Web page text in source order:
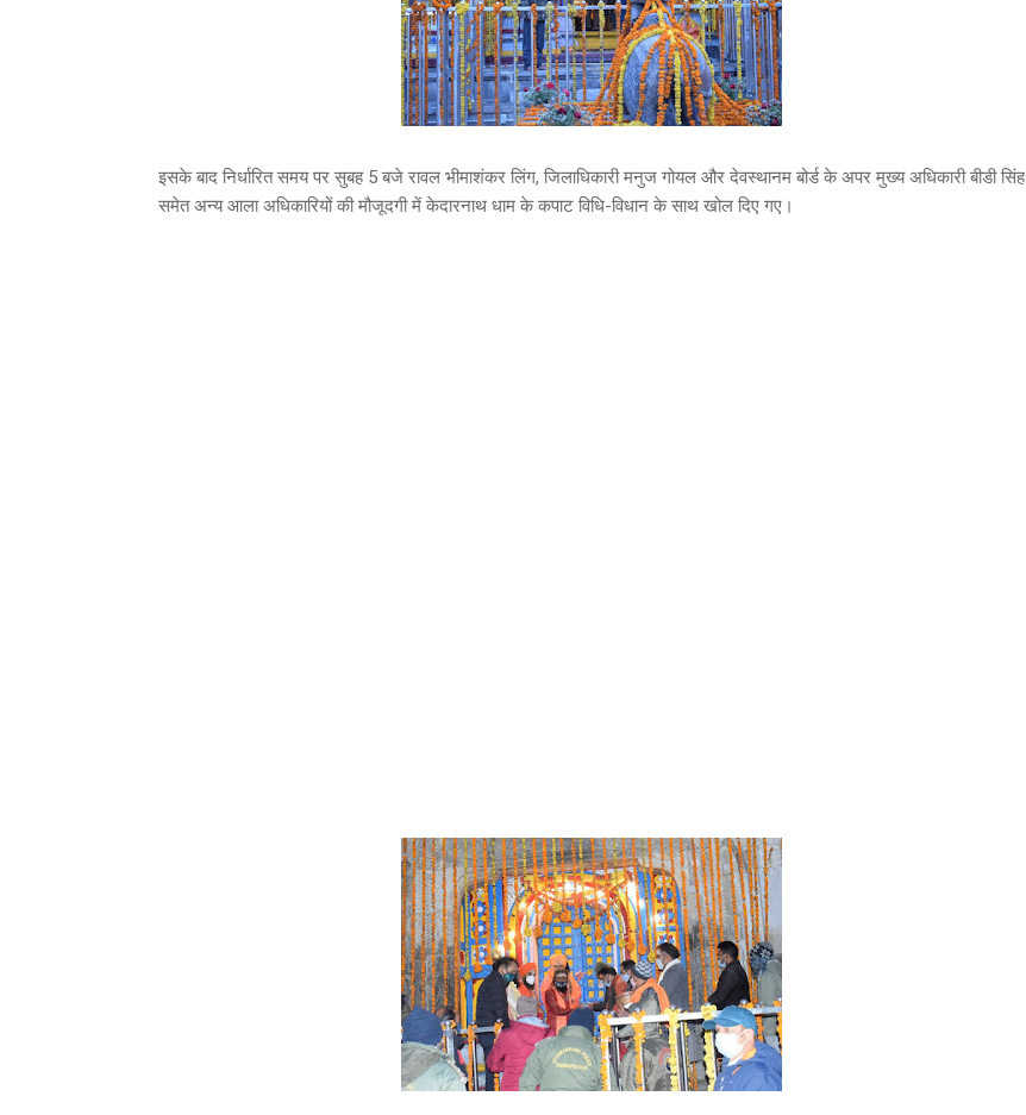
इसके बाद निर्धारित समय पर सुबह 5 बजे रावल भीमाशंकर लिंग, जिलाधिकारी मनुज गोयल और देवस्थानम बोर्ड के अपर मुख्य अधिकारी बीडी सिंह
समेत अन्य आला अधिकारियों की मौजूदगी में केदारनाथ धाम के कपाट विधि-विधान के साथ खोल दिए गए।